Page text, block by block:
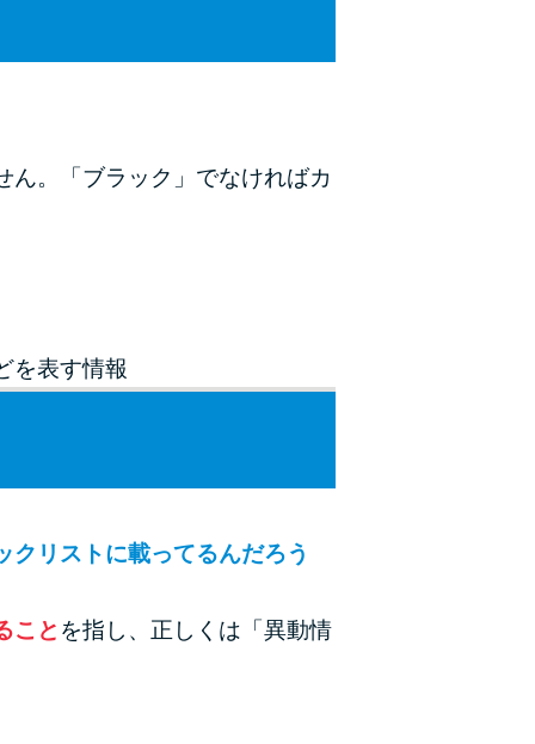
ソフト闇金とは？悪質な手口には要注意！
らない理由
ラックか確かめる方法
アコムとレイクどっちがいいの？ カードロー
ンの選び方を徹底解説！
ん。「ブラック」でなければカ
を表す情報
リストに載ってるんだろう
こと を指し、正しくは「異動情